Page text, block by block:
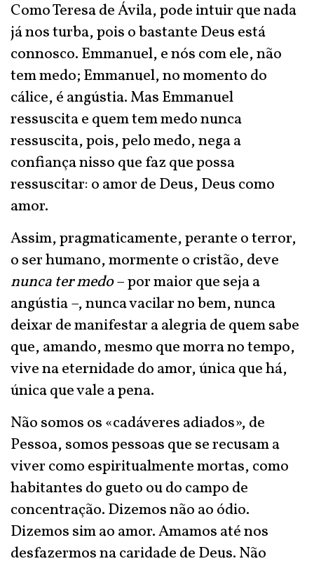
Como Teresa de Ávila, pode intuir que nada
já nos turba, pois o bastante Deus está
connosco. Emmanuel, e nós com ele, não
tem medo; Emmanuel, no momento do
cálice, é angústia. Mas Emmanuel
ressuscita e quem tem medo nunca
ressuscita, pois, pelo medo, nega a
confiança nisso que faz que possa
ressuscitar: o amor de Deus, Deus como
amor.
Assim, pragmaticamente, perante o terror,
o ser humano, mormente o cristão, deve
nunca ter medo– por maior que seja a
angústia –, nunca vacilar no bem, nunca
deixar de manifestar a alegria de quem sabe
que, amando, mesmo que morra no tempo,
vive na eternidade do amor, única que há,
única que vale a pena.
Não somos os «cadáveres adiados», de
Pessoa, somos pessoas que se recusam a
viver como espiritualmente mortas, como
habitantes do gueto ou do campo de
concentração. Dizemos não ao ódio.
Dizemos sim ao amor. Amamos até nos
desfazermos na caridade de Deus. Não